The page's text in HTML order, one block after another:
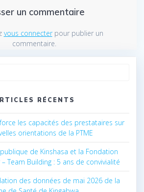
un commentaire
vous connecterpour publier un
commentaire.
RÉCENTS
les capacités des prestataires sur
orientations de la PTME
de Kinshasa et la Fondation
Team Building : 5 ans de convivialité
des données de mai 2026 de la